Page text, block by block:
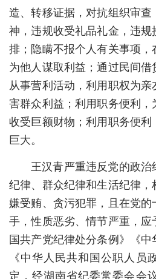
经济
城建
科教
健康
悠游
相亲
房产
消费
创意
文化
造、转移证据，对抗组织审
神，违规收受礼品礼金，违
排；隐瞒不报个人有关事项
为他人谋取利益；通过民间
从事营利活动，利用职权为
害群众利益；利用职务便利
收受巨额财物；利用职务便
巨大。
王汉青严重违反党的政
纪律、群众纪律和生活纪律
嫌受贿、贪污犯罪，且在党
手，性质恶劣、情节严重，应
国共产党纪律处分条例》《中
《中华人民共和国公职人员
定，经湖南省纪委常委会会